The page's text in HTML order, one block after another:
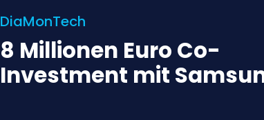
DiaMonTech
8 Millionen Euro Co-
Investment mit